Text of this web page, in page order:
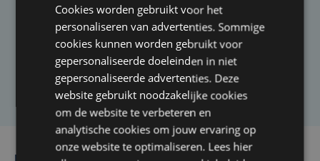
Heb je een taal- of schrijffout opgemerkt in dit
artikel?
Laat het ons weten
Cookies worden gebruikt voor het
personaliseren van advertenties. Sommige
cookies kunnen worden gebruikt voor
gepersonaliseerde doeleinden in niet
gepersonaliseerde advertenties. Deze
website gebruikt noodzakelijke cookies
om de website te verbeteren en
analytische cookies om jouw ervaring op
onze website te optimaliseren. Lees hier